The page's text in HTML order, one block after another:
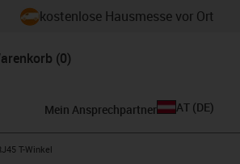
kostenlose Hausmesse vor Ort
(0)
Mein Ansprechpartner AT (DE)
T-Winkel